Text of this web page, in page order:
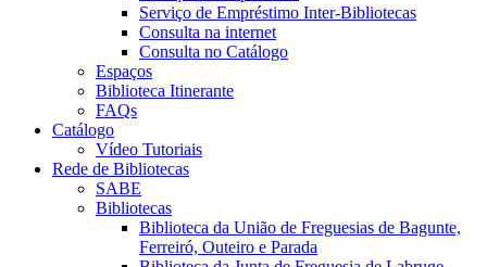
Serviço de Empréstimo Inter-Bibliotecas
Consulta na internet
Consulta no Catálogo
Espaços
Biblioteca Itinerante
FAQs
Catálogo
Vídeo Tutoriais
Rede de Bibliotecas
SABE
Bibliotecas
Biblioteca da União de Freguesias de Bagunte,
Ferreiró, Outeiro e Parada